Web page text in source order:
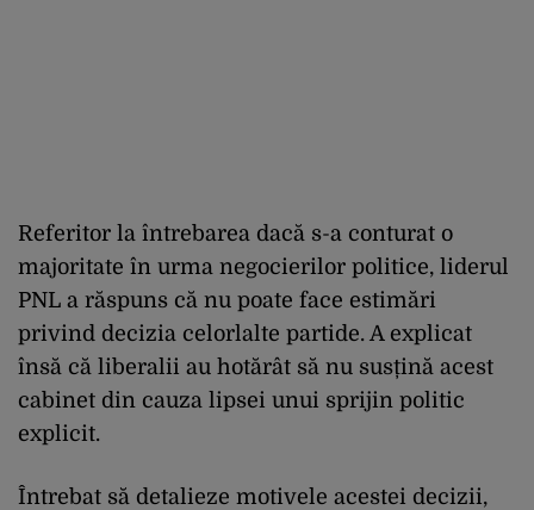
Referitor la întrebarea dacă s-a conturat o
majoritate în urma negocierilor politice, liderul
PNL a răspuns că nu poate face estimări
privind decizia celorlalte partide. A explicat
însă că liberalii au hotărât să nu susțină acest
cabinet din cauza lipsei unui sprijin politic
explicit.
Întrebat să detalieze motivele acestei decizii,